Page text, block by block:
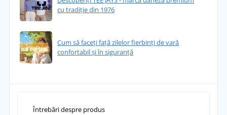
cu tradiție din 1976
Cum să faceți față zilelor fierbinți de vară
confortabil și în siguranță
Întrebări despre produs